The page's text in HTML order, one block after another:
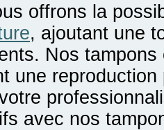
offrons la
, ajoutant une
Nos
une
avec nos